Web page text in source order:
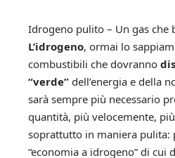
Idrogeno pulito – Un gas che
L’idrogeno, ormai lo
combustibili che dovranno
“verde” dell’energia e della
sarà sempre più necessario
quantità, più velocemente,
soprattutto in maniera pulita:
“economia a idrogeno” di cui